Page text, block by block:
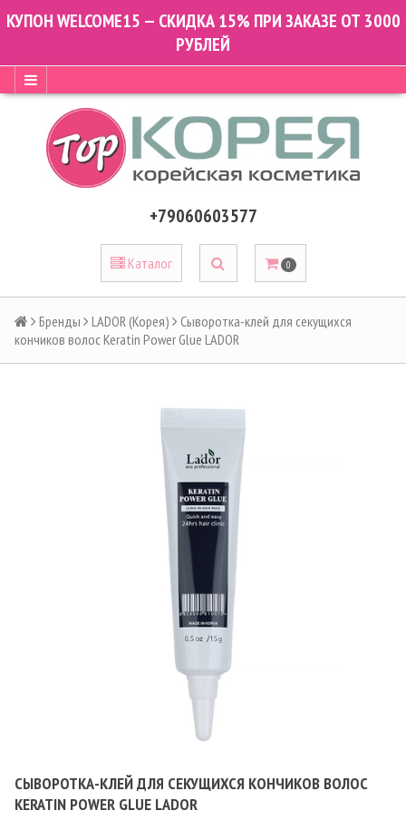
КУПОН WELCOME15 — СКИДКА 15% ПРИ ЗАКАЗЕ ОТ 3000
РУБЛЕЙ
+79060603577
Каталог 0
Бренды LADOR (Корея)
Сыворотка-клей для секущихся
кончиков волос Keratin Power Glue LADOR
СЫВОРОТКА-КЛЕЙ ДЛЯ СЕКУЩИХСЯ КОНЧИКОВ ВОЛОС
KERATIN POWER GLUE LADOR